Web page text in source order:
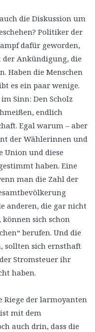
die Diskussion um
Politiker der
dafür geworden,
der Ankündigung, die
Haben die Menschen
es ein paar wenige.
Sinn: Den Scholz
endlich
Egal warum – aber
der Wählerinnen und
Union und diese
haben. Eine
man die Zahl der
anderen, die gar nicht
sich schon
berufen. Und die
sollten sich ernsthaft
Stromsteuer ihr
haben.
Riege der larmoyanten
mit dem
auch drin, dass die